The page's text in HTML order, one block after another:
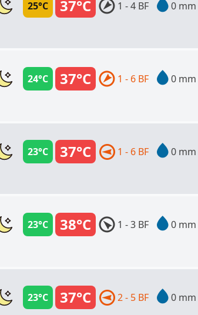
37°C
25°C 1 - 4 BF 0 mm
37°C
24°C 1 - 6 BF 0 mm
37°C
23°C 1 - 6 BF 0 mm
38°C
23°C 1 - 3 BF 0 mm
37°C
23°C 2 - 5 BF 0 mm